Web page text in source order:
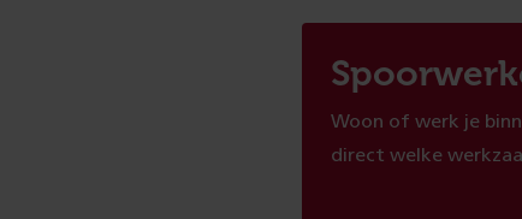
Woon of werk je
direct welke